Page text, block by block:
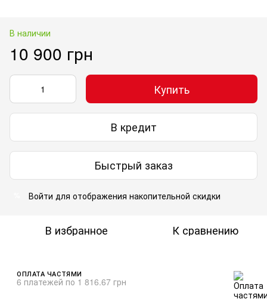
В наличии
10 900 грн
Купить
В кредит
Быстрый заказ
Войти для отображения накопительной скидки
В избранное К сравнению
ОПЛАТА ЧАСТЯМИ
6 платежей по 1 816.67 грн